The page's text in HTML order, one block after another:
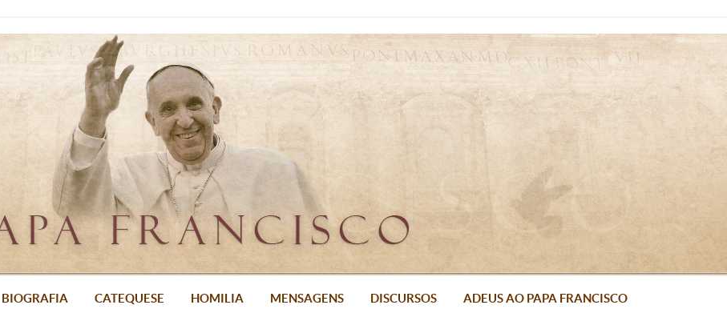
BIOGRAFIA CATEQUESE HOMILIA MENSAGENS DISCURSOS ADEUS AO PAPA FRANCISCO